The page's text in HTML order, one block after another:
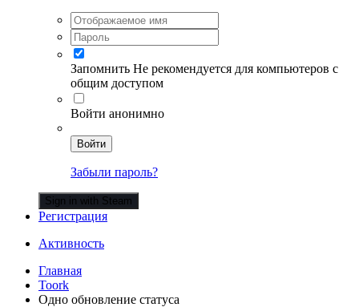
Запомнить Не рекомендуется для компьютеров с
общим доступом
Войти анонимно
Войти
Забыли пароль?
Sign in with Steam
Регистрация
Активность
Главная
Toork
Одно обновление статуса